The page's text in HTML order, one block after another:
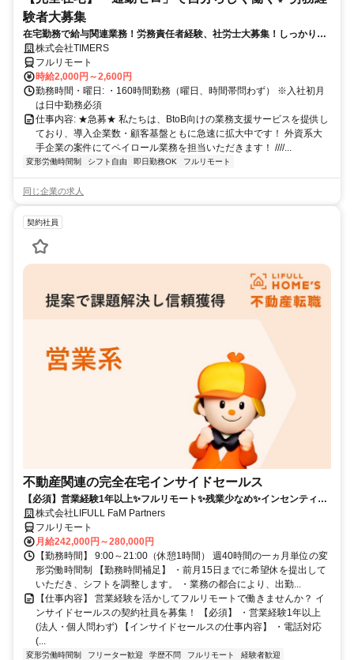
験者大募集
在宅勤務で給与関連業務！労務責任者経験、社労士大募集！しっかり稼
ぎたい方、注目！
株式会社TIMERS
フルリモート
時給2,000円～2,600円
勤務時間・曜日: ・160時間勤務（曜日、時間帯問わず） ※入社初月
は日中勤務必須
仕事内容: ★急募★ 私たちは、BtoB向けの業務支援サービスを提供し
ており、導入企業数・顧客基盤ともに急速に拡大中です！ 外資系大
手企業の案件にてペイロール業務を担当いただきます！ ////...
変形労働時間制 シフト自由 即日勤務OK フルリモート
同じ企業の求人
契約社員
不動産関連の完全在宅インサイドセールス
【必須】営業経験1年以上✨フルリモート✨残業少なめ✨インセンティブ
有 株式会社LIFULL FaM Partners
フルリモート
月給242,000円～280,000円
【勤務時間】 9:00～21:00（休憩1時間） 週40時間の一ヵ月単位の変
形労働時間制 【勤務時間補足】 ・前月15日までに希望休を提出して
いただき、シフトを調整します。 ・業務の都合により、出勤...
【仕事内容】 営業経験を活かしてフルリモートで働きませんか？ イ
ンサイドセールスの契約社員を募集！ 【必須】 ・営業経験1年以上
(法人・個人問わず) 【インサイドセールスの仕事内容】 ・電話対応
(...
変形労働時間制 フリーター歓迎 学歴不問 フルリモート
経験者歓迎